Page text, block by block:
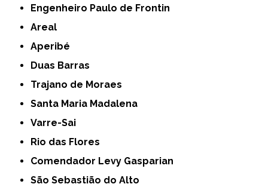
Engenheiro Paulo de Frontin
Areal
Aperibé
Duas Barras
Trajano de Moraes
Santa Maria Madalena
Varre-Sai
Rio das Flores
Comendador Levy Gasparian
São Sebastião do Alto